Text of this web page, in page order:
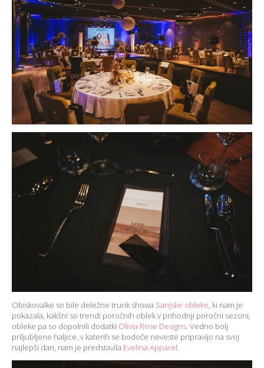
Obiskovalke so bile deležne trunk showa Sanjske obleke, ki nam je
pokazala, kakšni so trendi poročnih oblek v prihodnji poročni sezoni,
obleke pa so dopolnili dodatki Olivia Rose Designs. Vedno bolj
priljubljene haljice, v katerih se bodoče neveste pripravijo na svoj
najlepši dan, nam je predstavila Evelina Apparel.